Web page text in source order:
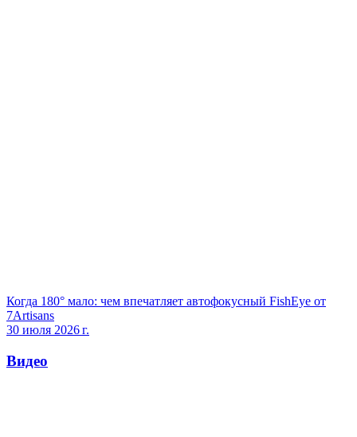
Когда 180° мало: чем впечатляет автофокусный FishEye от
7Artisans
30 июля 2026 г.
Видео